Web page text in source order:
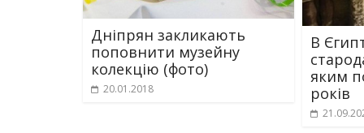
Дніпрян закликають
поповнити музейну
колекцію (фото)
20.01.2018
В
яким
років